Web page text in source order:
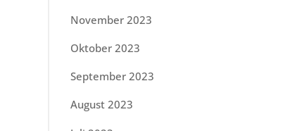
November 2023
Oktober 2023
September 2023
August 2023